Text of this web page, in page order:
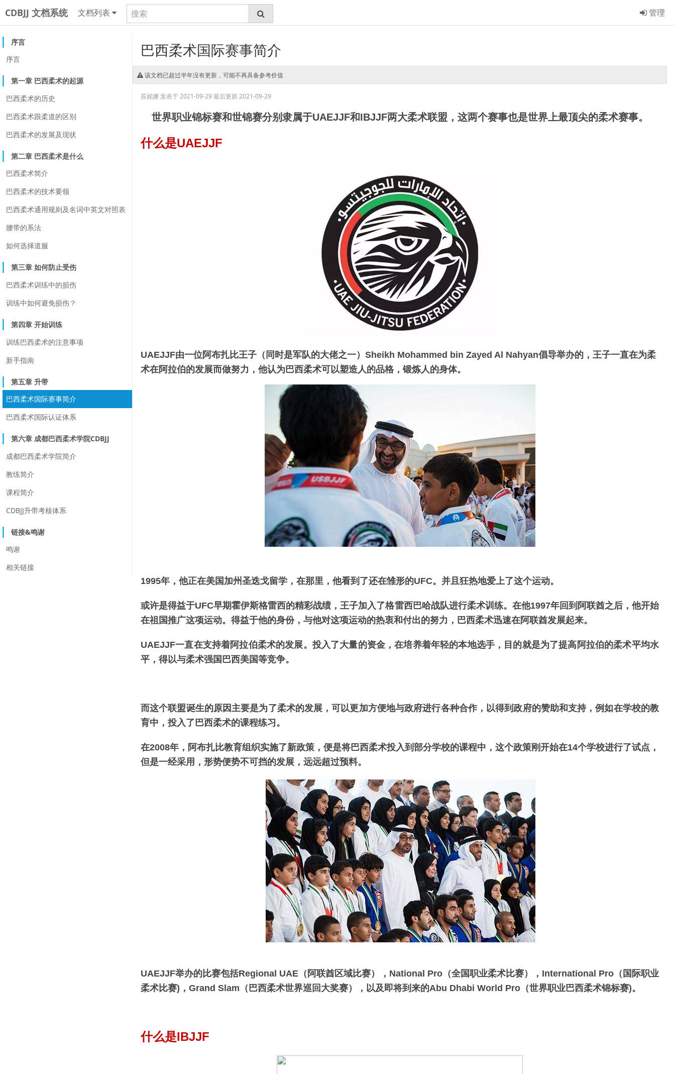
CDBJJ 文档系统 文档列表 管理
序言
序言
第一章 巴西柔术的起源
巴西柔术的历史
巴西柔术跟柔道的区别
巴西柔术的发展及现状
第二章 巴西柔术是什么
巴西柔术简介
巴西柔术的技术要领
巴西柔术通用规则及名词中英文对照表
腰带的系法
如何选择道服
第三章 如何防止受伤
巴西柔术训练中的损伤
训练中如何避免损伤？
第四章 开始训练
训练巴西柔术的注意事项
新手指南
第五章 升带
巴西柔术国际赛事简介
巴西柔术国际认证体系
第六章 成都巴西柔术学院CDBJJ
成都巴西柔术学院简介
教练简介
课程简介
CDBJJ升带考核体系
链接&鸣谢
鸣谢
相关链接
巴西柔术国际赛事简介
该文档已超过半年没有更新，可能不再具备参考价值
苏妮娜发表于 2021-09-29 最后更新 2021-09-29
世界职业锦标赛和世锦赛分别隶属于UAEJJF和IBJJF两大柔术联盟， 这两个赛事也是世界上最顶尖的柔术赛事。
什么是UAEJJF
UAEJJF由一位阿布扎比王子（同时是军队的大佬之一）Sheikh Mohammed bin Zayed Al Nahyan倡导举办的， 王子一直在为柔
术在阿拉伯的发展而做努力，他认为巴西柔术可以塑造人的品格，锻炼人的身体。
1995年，他正在美国加州圣迭戈留学，在那里，他看到了还在雏形的UFC。并且狂热地爱上了这个运动。
或许是得益于UFC早期霍伊斯格雷西的精彩战绩，王子加入了格雷西巴哈战队进行柔术训练。在他1997年回到阿联酋之后，他开始
在祖国推广这项运动。得益于他的身份，与他对这项运动的热衷和付出的努力，巴西柔术迅速在阿联酋发展起来。
UAEJJF一直在支持着阿拉伯柔术的发展。投入了大量的资金，在培养着年轻的本地选手，目的就是为了提高阿拉伯的柔术平均水
平，得以与柔术强国巴西美国等竞争。
而这个联盟诞生的原因主要是为了柔术的发展，可以更加方便地与政府进行各种合作，以得到政府的赞助和支持，例如在学校的教
育中，投入了巴西柔术的课程练习。
在2008年，阿布扎比教育组织实施了新政策，便是将巴西柔术投入到部分学校的课程中，这个政策刚开始在14个学校进行了试点，
但是一经采用，形势便势不可挡的发展，远远超过预料。
UAEJJF举办的比赛包括Regional UAE （阿联酋区域比赛）， National Pro（全国职业柔术比赛）， International Pro（国际职业
柔术比赛)，Grand Slam（巴西柔术世界巡回大奖赛），以及即将到来的Abu Dhabi World Pro （世界职业巴西柔术锦标赛)。
什么是IBJJF